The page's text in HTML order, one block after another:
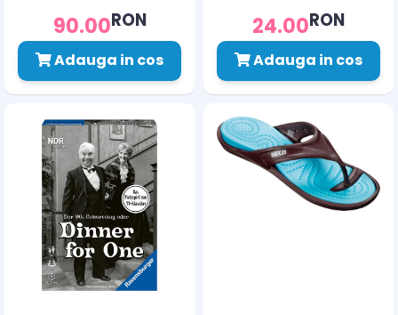
Machiaj Fata si Ochi
250ml
90.00RON
Adauga in cos
24.00RON
Adauga in cos